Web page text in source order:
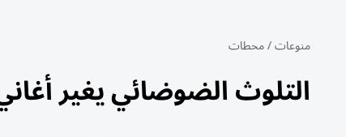
منوعات/محطات
التلوث الضوضائي يغير